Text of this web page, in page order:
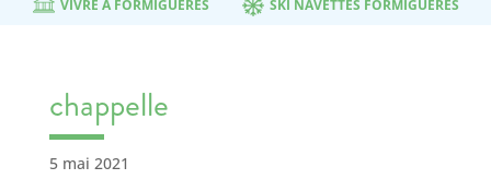
VIVRE À FORMIGUÈRES SKI NAVETTES FORMIGUÈRES
chappelle
5 mai 2021